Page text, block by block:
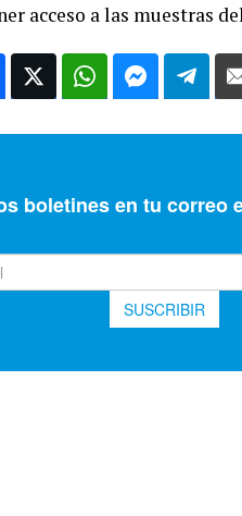
acceso a las muestras